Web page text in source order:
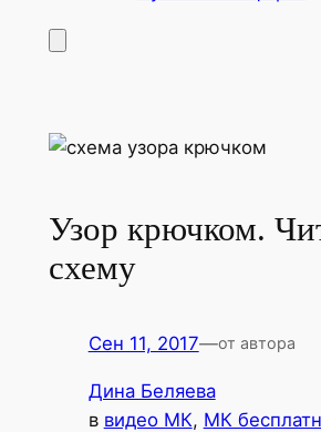
Узор крючком.
схему
Сен 11, 2017—от автора
Дина Беляева
в видео МК, МК